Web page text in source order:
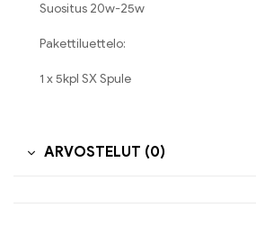
Suositus 20w-25w
Pakettiluettelo:
1 x 5kpl SX Spule
ARVOSTELUT (0)